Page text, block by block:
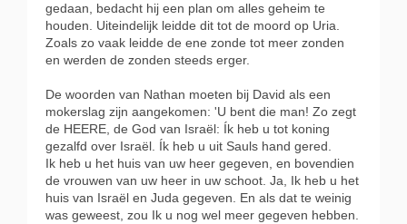
gedaan, bedacht hij een plan om alles geheim te
houden. Uiteindelijk leidde dit tot de moord op Uria.
Zoals zo vaak leidde de ene zonde tot meer zonden
en werden de zonden steeds erger.
De woorden van Nathan moeten bij David als een
mokerslag zijn aangekomen: 'U bent die man! Zo zegt
de HEERE, de God van Israël: Ík heb u tot koning
gezalfd over Israël. Ík heb u uit Sauls hand gered.
Ik heb u het huis van uw heer gegeven, en bovendien
de vrouwen van uw heer in uw schoot. Ja, Ik heb u het
huis van Israël en Juda gegeven. En als dat te weinig
was geweest, zou Ik u nog wel meer gegeven hebben.